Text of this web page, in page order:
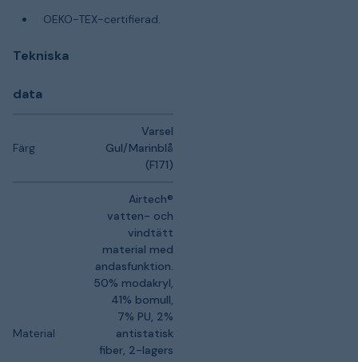
OEKO-TEX-certifierad.
Tekniska
data
Färg
Varsel
Gul/Marinblå
(F171)
Material
Airtech®
vatten- och
vindtätt
material med
andasfunktion.
50% modakryl,
41% bomull,
7% PU, 2%
antistatisk
fiber, 2-lagers